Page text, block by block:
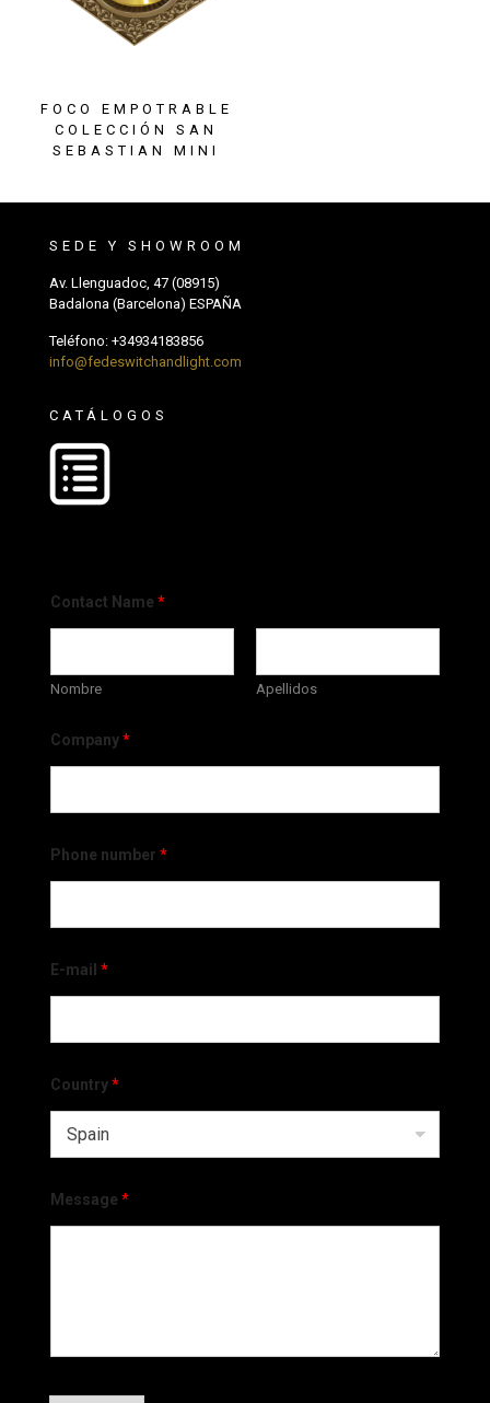
FOCO EMPOTRABLE
COLECCIÓN SAN
SEBASTIAN MINI
SEDE Y SHOWROOM
Av. Llenguadoc, 47 (08915)
Badalona (Barcelona) ESPAÑA
Teléfono: +34934183856
info@fedeswitchandlight.com
CATÁLOGOS
Contact Name *
Nombre Apellidos
Company*
Phone number *
E-mail *
Country*
Message *